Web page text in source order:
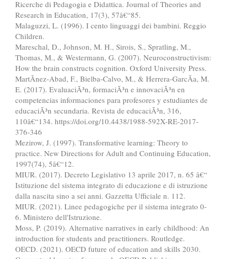
Ricerche di Pedagogia e Didattica. Journal of Theories and
Research in Education, 17(3), 57â€“85.
Malaguzzi, L. (1996). I cento linguaggi dei bambini. Reggio
Children.
Mareschal, D., Johnson, M. H., Sirois, S., Spratling, M.,
Thomas, M., & Westermann, G. (2007). Neuroconstructivism:
How the brain constructs cognition. Oxford University Press.
MartÃ­nez-Abad, F., Bielba-Calvo, M., & Herrera-GarcÃ­a, M.
E. (2017). EvaluaciÃ³n, formaciÃ³n e innovaciÃ³n en
competencias informaciones para profesores y estudiantes de
educaciÃ³n secundaria. Revista de educaciÃ³n, 316,
110â€“134. https://doi.org/10.4438/1988-592X-RE-2017-
376-346
Mezirow, J. (1997). Transformative learning: Theory to
practice. New Directions for Adult and Continuing Education,
1997(74), 5â€“12.
MIUR. (2017). Decreto Legislativo 13 aprile 2017, n. 65 â€“
Istituzione del sistema integrato di educazione e di istruzione
dalla nascita sino a sei anni. Gazzetta Ufficiale n. 112.
MIUR. (2021). Linee pedagogiche per il sistema integrato 0-
6. Ministero dell'Istruzione.
Moss, P. (2019). Alternative narratives in early childhood: An
introduction for students and practitioners. Routledge.
OECD. (2021). OECD future of education and skills 2030.